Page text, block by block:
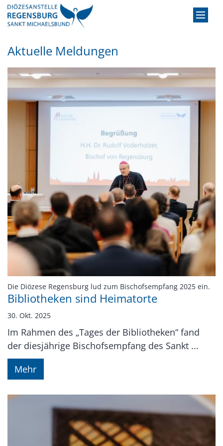
Zum Inhalt springen
Aktuelle Meldungen
Die Diözese Regensburg lud zum Bischofsempfang 2025 ein.
Bibliotheken sind Heimatorte
30. Okt. 2025
Im Rahmen des „Tages der Bibliotheken“ fand
der diesjährige Bischofsempfang des Sankt ...
Mehr